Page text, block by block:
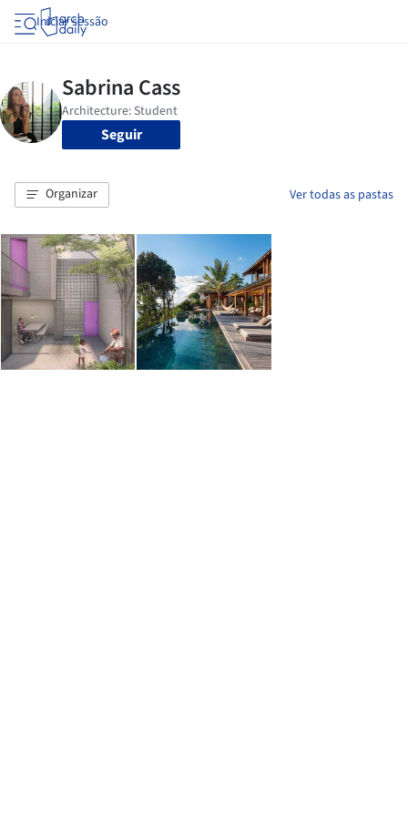
Iniciar sessão
Seguir
Organizar Ver todas as pastas